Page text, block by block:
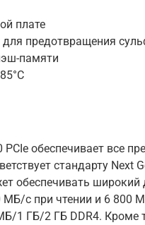
плате
предотвращения
памяти
обеспечивает все
стандарту Next
обеспечивать широкий
с при чтении и 6 800
1 ГБ/2 ГБ DDR4. Кроме